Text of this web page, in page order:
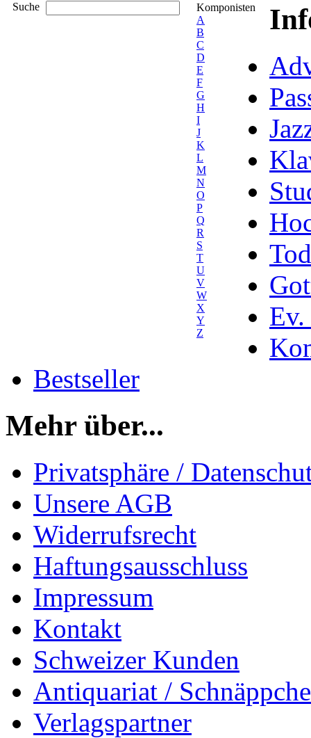
Suche
Komponisten
A
B
C
D
E
F
G
H
I
J
K
L
M
N
O
P
Q
R
S
T
U
V
W
X
Y
Z
Ev.
Bestseller
Mehr über...
Privatsphäre /
Unsere AGB
Widerrufsrecht
Haftungsausschluss
Impressum
Kontakt
Schweizer Kunden
Antiquariat /
Verlagspartner